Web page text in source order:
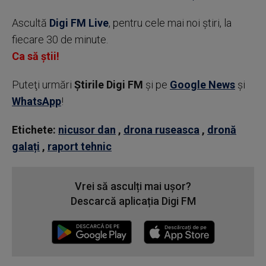
Ascultă Digi FM Live, pentru cele mai noi știri, la
fiecare 30 de minute.
Ca să știi!
Puteţi urmări Știrile Digi FM şi pe Google News şi
WhatsApp!
Etichete: nicusor dan , drona ruseasca , dronă
galați , raport tehnic
Vrei să asculți mai ușor?
Descarcă aplicația Digi FM